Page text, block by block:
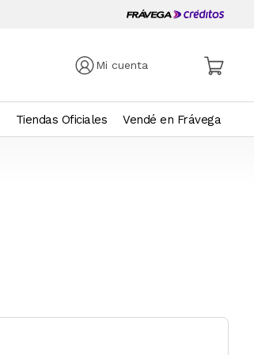
Mi cuenta
Tiendas Oficiales Vendé en Frávega